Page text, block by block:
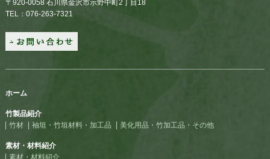
〒920-0058 石川県金沢市示野中町2丁目18
TEL：076-263-7321
ホーム
竹製品紹介
竹材
袖垣・竹垣材料・加工品 美化用品・竹加工品・その他
素材・材料紹介